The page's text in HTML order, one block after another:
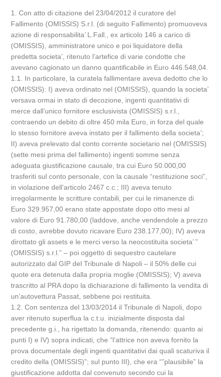
1. Con atto di citazione del 23/04/2012 il curatore del
Fallimento (OMISSIS) S.r.l. (di seguito Fallimento) promuoveva
azione di responsabilita’ L.Fall., ex articolo 146 a carico di
(OMISSIS), amministratore unico e poi liquidatore della
predetta societa’, ritenuto l’artefice di varie condotte che
avevano cagionato un danno quantificabile in Euro 446.548,04.
1.1. In particolare, la curatela fallimentare aveva dedotto che lo
(OMISSIS): I) aveva ordinato nel (OMISSIS), quando la societa’
versava ormai in stato di decozione, ingenti quantitativi di
merce dall’unico fornitore esclusivista (OMISSIS) s.r.l.,
contraendo un debito di oltre 450 mila Euro, in forza del quale
lo stesso fornitore aveva instato per il fallimento della societa’;
II) aveva prelevato dal conto corrente societario nel (OMISSIS)
(sette mesi prima del fallimento) ingenti somme senza
adeguata giustificazione causale, tra cui Euro 50.000,00
trasferiti sul conto personale, con la causale “restituzione soci”,
in violazione dell’articolo 2467 c.c.; III) aveva tenuto
irregolarmente le scritture contabili, per cui le rimanenze di
Euro 329.957,00 erano state appostate dopo otto mesi al
valore di Euro 91.780,00 (laddove, anche vendendole a prezzo
di costo, avrebbe dovuto ricavare Euro 238.177,00); IV) aveva
dirottato gli assets e le merci verso la neocostituita societa’ ”
(OMISSIS) s.r.l.” – poi oggetto di sequestro cautelare
autorizzato dal GIP del Tribunale di Napoli – il 50% delle cui
quote era detenuta dalla propria moglie (OMISSIS); V) aveva
trascritto al PRA dopo la dichiarazione di fallimento la vendita di
un’autovettura Passat, sebbene poi restituita.
1.2. Con sentenza del 13/03/2014 il Tribunale di Napoli, dopo
aver ritenuto superflua la c.t.u. inizialmente disposta dal
precedente g.i., ha rigettato la domanda, ritenendo: quanto ai
punti I) e IV) sopra indicati, che “l’attrice non aveva fornito la
prova documentale degli ingenti quantitativi dai quali scaturiva il
credito della (OMISSIS)”; sul punto III), che era “”plausibile” la
giustificazione addotta dal convenuto secondo cui la